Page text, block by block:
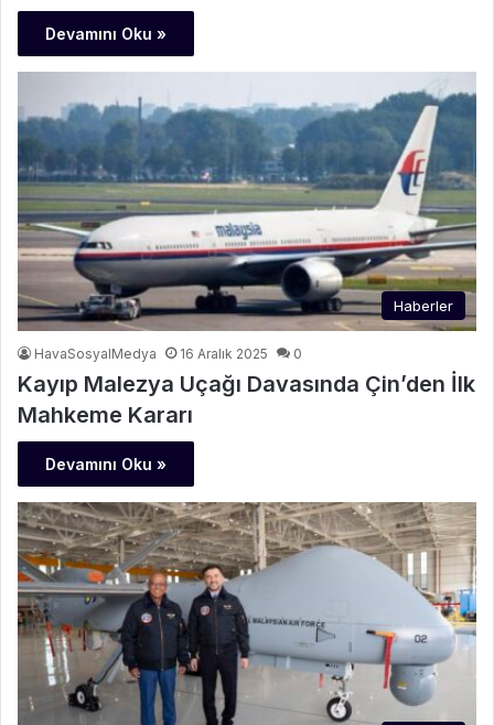
Devamını Oku »
Haberler
HavaSosyalMedya 16 Aralık 2025 0
Kayıp Malezya Uçağı Davasında Çin’den İlk
Mahkeme Kararı
Devamını Oku »